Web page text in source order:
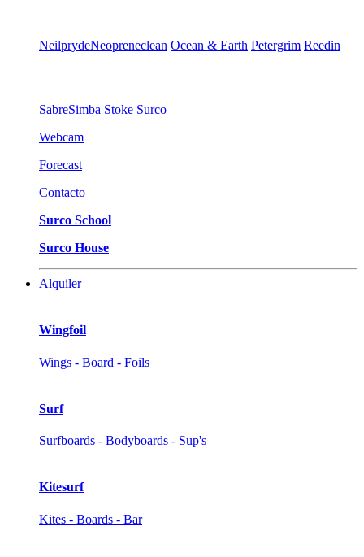
NeilprydeNeopreneclean Ocean & Earth Petergrim Reedin
SabreSimba Stoke Surco
Webcam
Forecast
Contacto
Surco School
Surco House
Alquiler
Wingfoil
Wings - Board - Foils
Surf
Surfboards - Bodyboards - Sup's
Kitesurf
Kites - Boards - Bar